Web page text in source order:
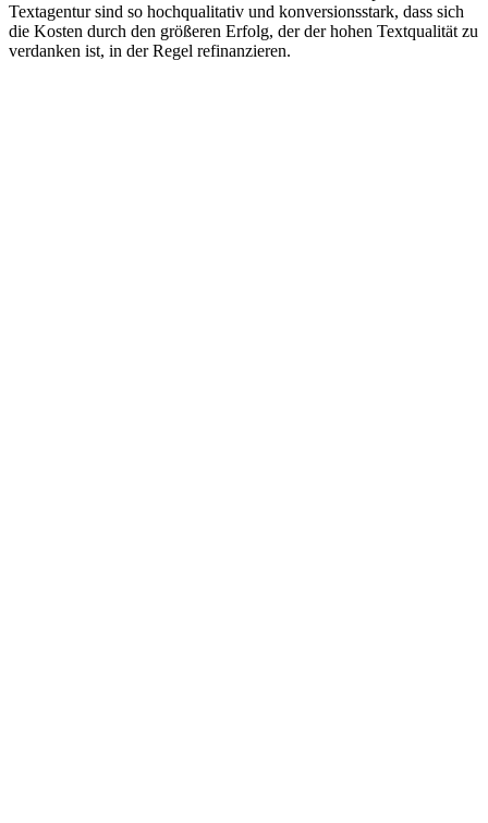
Textagentur sind so hochqualitativ und konversionsstark, dass sich
die Kosten durch den größeren Erfolg, der der hohen Textqualität zu
verdanken ist, in der Regel refinanzieren.